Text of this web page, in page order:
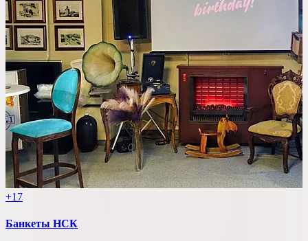
+17
Банкеты НСК